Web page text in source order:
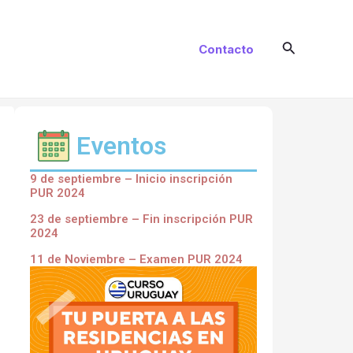
Contacto Buscar
Eventos
9 de septiembre – Inicio inscripción
PUR 2024
23 de septiembre – Fin inscripción PUR
2024
11 de Noviembre – Examen PUR 2024